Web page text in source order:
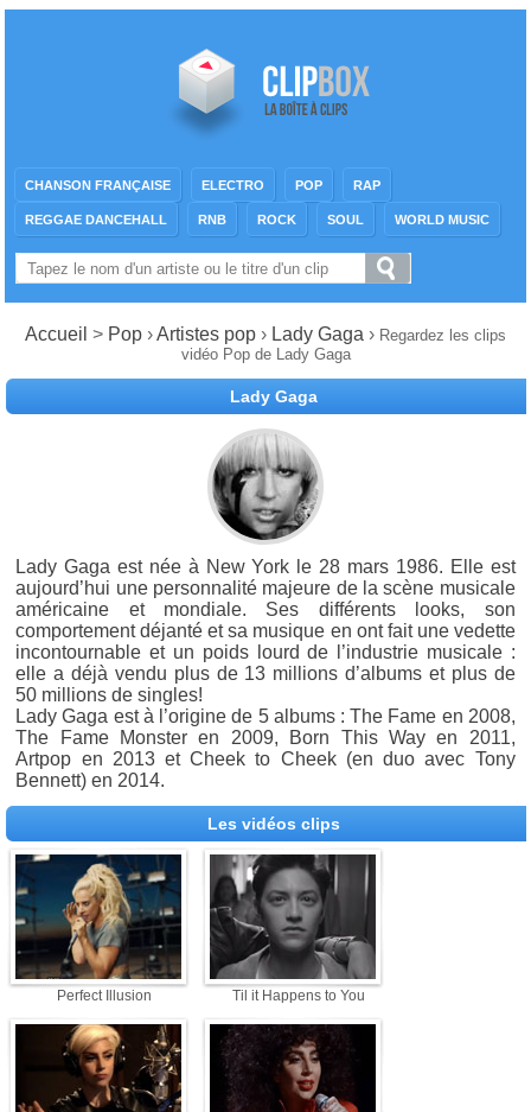
CHANSON FRANÇAISE ELECTRO POP RAP
REGGAE DANCEHALL RNB ROCK SOUL WORLD MUSIC
Accueil > Pop ›Artistes pop › Lady Gaga › Regardez les clips
vidéo Pop de Lady Gaga
Lady Gaga
Lady Gaga est née à New York le 28 mars 1986. Elle est
aujourd’hui une personnalité majeure de la scène musicale
américaine et mondiale. Ses différents looks, son
comportement déjanté et sa musique en ont fait une vedette
incontournable et un poids lourd de l’industrie musicale :
elle a déjà vendu plus de 13 millions d’albums et plus de
50 millions de singles!
Lady Gaga est à l’origine de 5 albums : The Fame en 2008,
The Fame Monster en 2009, Born This Way en 2011,
Artpop en 2013 et Cheek to Cheek (en duo avec Tony
Bennett) en 2014.
Les vidéos clips
Perfect Illusion Til it Happens to You